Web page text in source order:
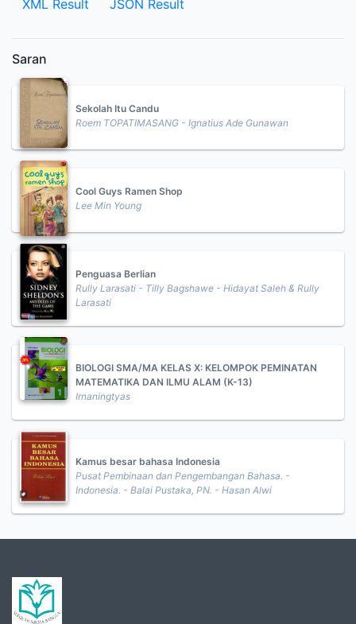
XML Result JSON Result
Saran
Sekolah Itu Candu
Roem TOPATIMASANG - Ignatius Ade Gunawan
Cool Guys Ramen Shop
Lee Min Young
Penguasa Berlian
Rully Larasati - Tilly Bagshawe - Hidayat Saleh & Rully
Larasati
BIOLOGI SMA/MA KELAS X: KELOMPOK PEMINATAN
MATEMATIKA DAN ILMU ALAM (K-13)
Irnaningtyas
Kamus besar bahasa Indonesia
Pusat Pembinaan dan Pengembangan Bahasa. -
Indonesia. - Balai Pustaka, PN. - Hasan Alwi